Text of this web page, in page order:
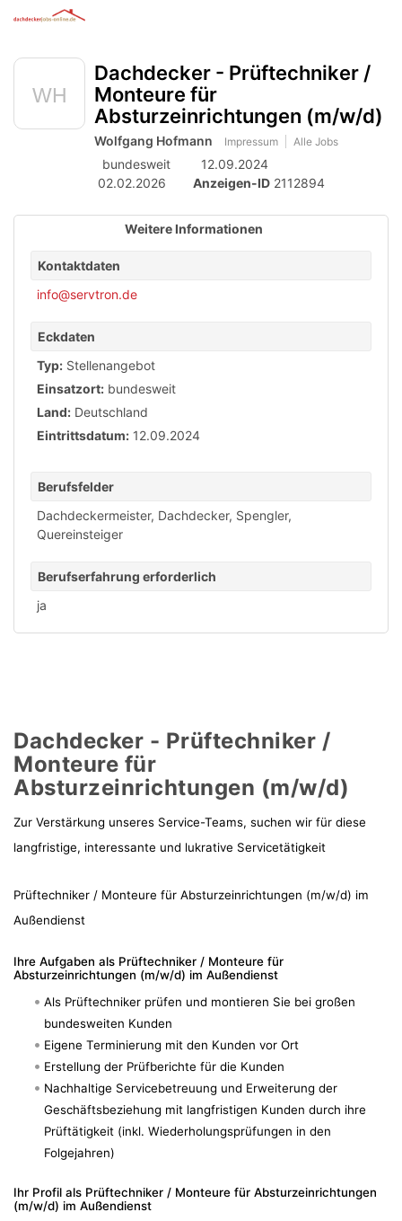
Accessibility
Navigation
Inhalt
von
mobilem
Endgerät
Dachdecker - Prüftechniker /
Monteure für
Absturzeinrichtungen (m/w/d)
Wolfgang Hofmann Impressum Alle Jobs
bundesweit
12.09.2024
02.02.2026
Anzeigen-ID 2112894
Weitere Informationen
Kontaktdaten
info@servtron.de
Eckdaten
Typ: Stellenangebot
Einsatzort: bundesweit
Land: Deutschland
Eintrittsdatum: 12.09.2024
Berufsfelder
Dachdeckermeister, Dachdecker, Spengler,
Quereinsteiger
Berufserfahrung erforderlich
ja
Dachdecker - Prüftechniker /
Monteure für
Absturzeinrichtungen (m/w/d)
Zur Verstärkung unseres Service-Teams, suchen wir für diese
langfristige, interessante und lukrative Servicetätigkeit
Prüftechniker / Monteure für Absturzeinrichtungen (m/w/d) im
Außendienst
Ihre Aufgaben als Prüftechniker / Monteure für
Absturzeinrichtungen (m/w/d) im Außendienst
Als Prüftechniker prüfen und montieren Sie bei großen
bundesweiten Kunden
Eigene Terminierung mit den Kunden vor Ort
Erstellung der Prüfberichte für die Kunden
Nachhaltige Servicebetreuung und Erweiterung der
Geschäftsbeziehung mit langfristigen Kunden durch ihre
Prüftätigkeit (inkl. Wiederholungsprüfungen in den
Folgejahren)
Ihr Profil als Prüftechniker / Monteure für Absturzeinrichtungen
(m/w/d) im Außendienst